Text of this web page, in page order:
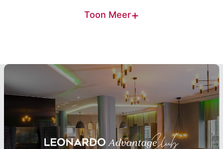
Toon Meer+